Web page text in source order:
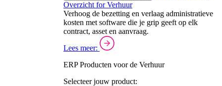
Overzicht for Verhuur
Verhoog de bezetting en verlaag administratieve
kosten met software die je grip geeft op elk
contract, asset en aanvraag.
Lees meer:
ERP Producten voor de Verhuur
Selecteer jouw product: